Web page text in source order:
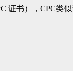
证书），CPC类